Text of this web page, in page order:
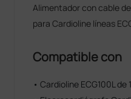
Alimentador con cable
para Cardioline líneas
Compatible con
• Cardioline ECG100L